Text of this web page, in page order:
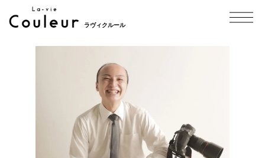
ラヴィクルール